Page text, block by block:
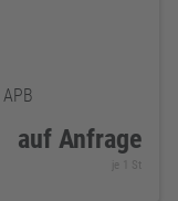
APB
auf Anfrage
je 1 St